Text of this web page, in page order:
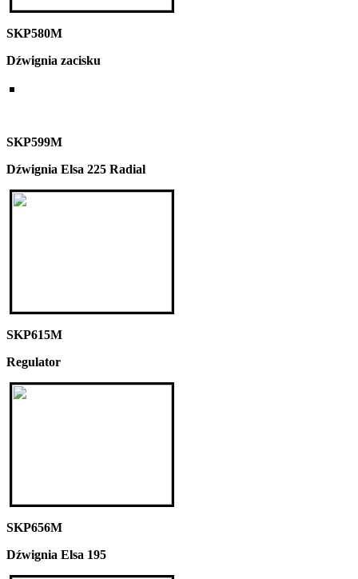
SKP580M
Dźwignia zacisku
SKP599M
Dźwignia Elsa 225 Radial
SKP615M
Regulator
SKP656M
Dźwignia Elsa 195